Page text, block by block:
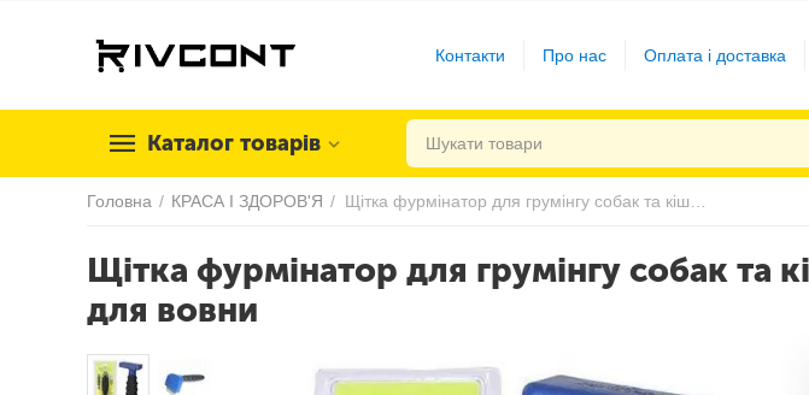
Контакти Про нас Оплата і доставка
Каталог товарів
Головна / КРАСА І ЗДОРОВ'Я /
Щітка фурмінатор для грумінгу собак та
для вовни